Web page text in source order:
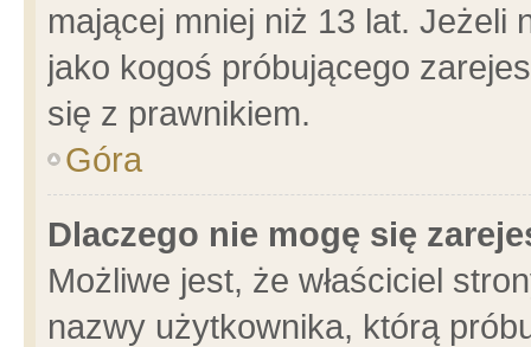
mającej mniej niż 13 lat. Jeżeli
jako kogoś próbującego
się z prawnikiem.
Góra
Dlaczego nie mogę się
Możliwe jest, że właściciel
nazwy użytkownika, którą